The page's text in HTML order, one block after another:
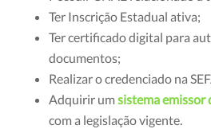
Ter Inscrição Estadual ativa;
Ter certificado digital para
documentos;
Realizar o credenciado na
Adquirir umsistema emissor
com a legislação vigente.